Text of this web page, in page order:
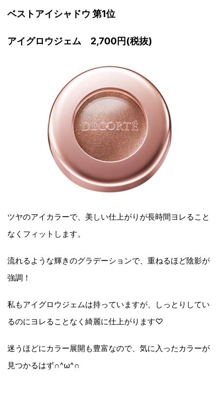
ベストアイシャドウ 第1位
アイグロウジェム 2,700円(税抜)
ツヤのアイカラーで、美しい仕上がりが長時間ヨレること
なくフィットします。
流れるような輝きのグラデーションで、重ねるほど陰影が
強調！
私もアイグロウジェムは持っていますが、しっとりしてい
るのにヨレることなく綺麗に仕上がります♡
迷うほどにカラー展開も豊富なので、気に入ったカラーが
見つかるはず∩^ω^∩